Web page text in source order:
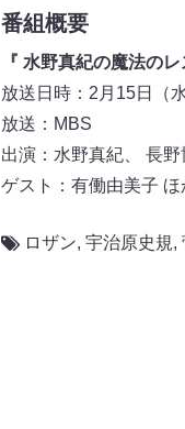
番組概要
『 水野真紀の魔法のレ
放送日時：2月15日（
放送：MBS
出演：水野真紀、 長
ゲスト：有働由美子 ほ
ロザン, 宇治原史規,